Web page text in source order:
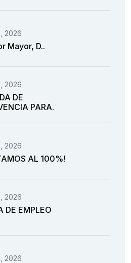
2026
Mayor, D..
2026
DE
PARA.
2026
AL 100%!
2026
DE EMPLEO
2026